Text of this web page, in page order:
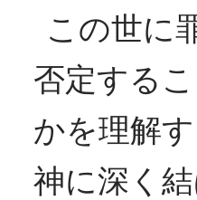
この世に
否定する
かを理解
神に深く